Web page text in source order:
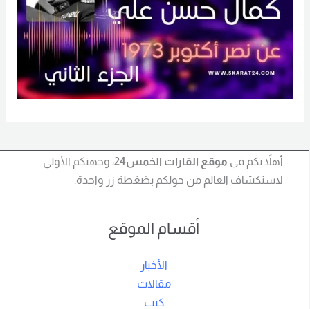
أهلاً بكم في موقع القارات الخمس24
، وجهتكم الأولى
لاستكشاف العالم من حولكم بضغطة زر واحدة.
أقسام الموقع
الأخبار
مقالات
كتب